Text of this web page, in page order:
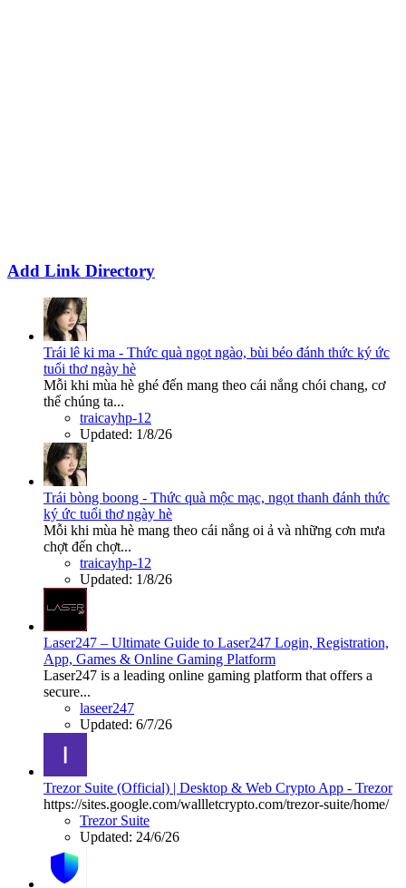
Add Link Directory
Trái lê ki ma - Thức quà ngọt ngào, bùi béo đánh thức ký ức
tuổi thơ ngày hè
Mỗi khi mùa hè ghé đến mang theo cái nắng chói chang, cơ
thể chúng ta...
traicayhp-12
Updated: 1/8/26
Trái bòng boong - Thức quà mộc mạc, ngọt thanh đánh thức
ký ức tuổi thơ ngày hè
Mỗi khi mùa hè mang theo cái nắng oi ả và những cơn mưa
chợt đến chợt...
traicayhp-12
Updated: 1/8/26
Laser247 – Ultimate Guide to Laser247 Login, Registration,
App, Games & Online Gaming Platform
Laser247 is a leading online gaming platform that offers a
secure...
laseer247
Updated: 6/7/26
Trezor Suite (Official) | Desktop & Web Crypto App - Trezor
https://sites.google.com/wallletcrypto.com/trezor-suite/home/
Trezor Suite
Updated: 24/6/26